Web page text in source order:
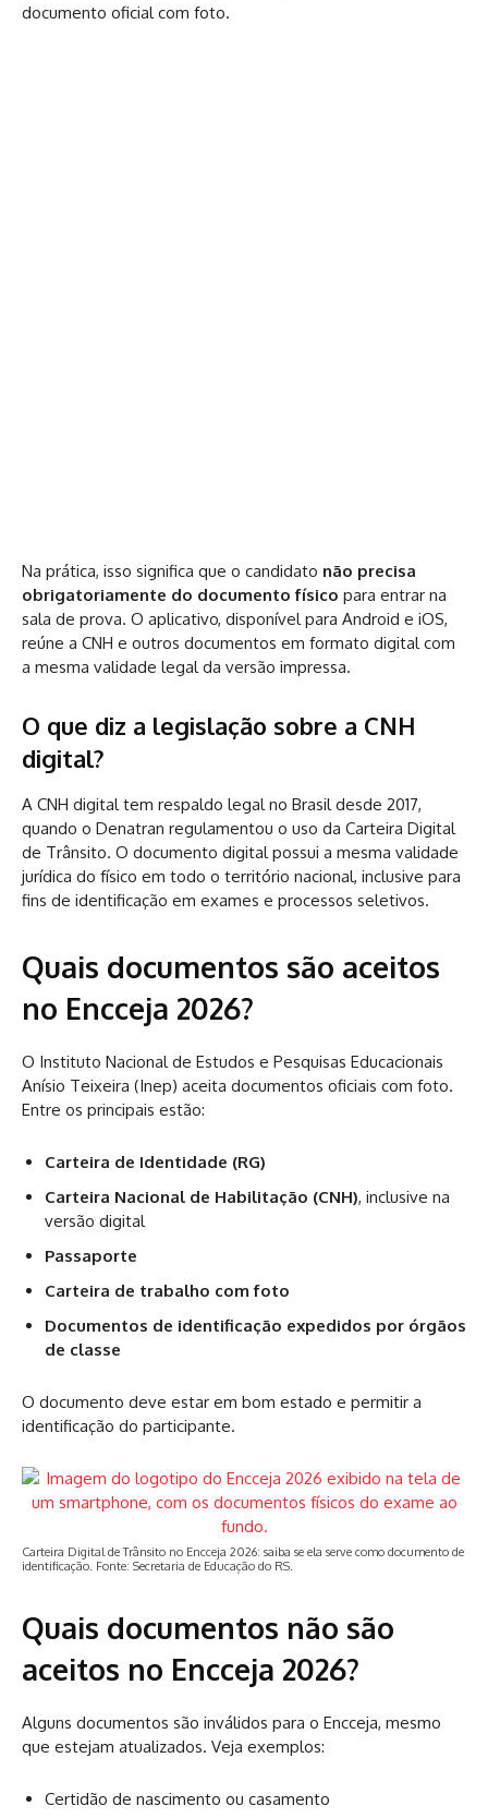
documento oficial com foto.
Na prática, isso significa que o candidato não precisa
obrigatoriamente do documento físico para entrar na
sala de prova. O aplicativo, disponível para Android e iOS,
reúne a CNH e outros documentos em formato digital com
a mesma validade legal da versão impressa.
O que diz a legislação sobre a CNH
digital?
A CNH digital tem respaldo legal no Brasil desde 2017,
quando o Denatran regulamentou o uso da Carteira Digital
de Trânsito. O documento digital possui a mesma validade
jurídica do físico em todo o território nacional, inclusive para
fins de identificação em exames e processos seletivos.
Quais documentos são aceitos
no Encceja 2026?
O Instituto Nacional de Estudos e Pesquisas Educacionais
Anísio Teixeira (Inep) aceita documentos oficiais com foto.
Entre os principais estão:
Carteira de Identidade (RG)
Carteira Nacional de Habilitação (CNH), inclusive na
versão digital
Passaporte
Carteira de trabalho com foto
Documentos de identificação expedidos por órgãos
de classe
O documento deve estar em bom estado e permitir a
identificação do participante.
Carteira Digital de Trânsito no Encceja 2026: saiba se ela serve como documento de
identificação. Fonte: Secretaria de Educação do RS.
Quais documentos não são
aceitos no Encceja 2026?
Alguns documentos são inválidos para o Encceja, mesmo
que estejam atualizados. Veja exemplos:
Certidão de nascimento ou casamento